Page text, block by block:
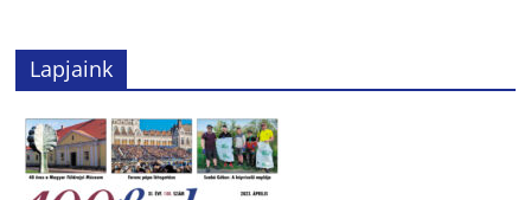
Lapjaink